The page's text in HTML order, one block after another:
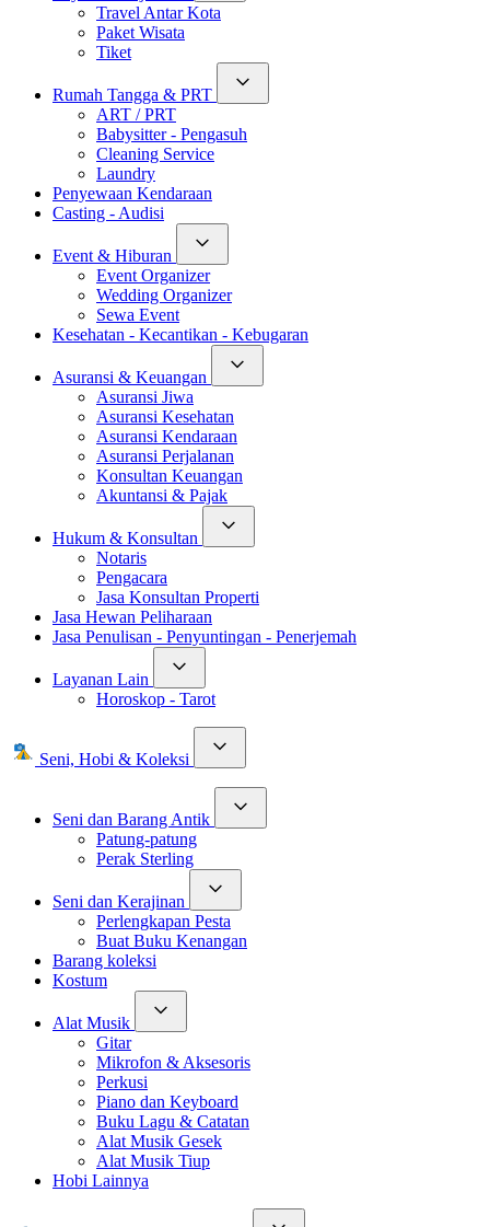
Travel Antar Kota
Paket Wisata
Tiket
Rumah Tangga & PRT
ART / PRT
Babysitter - Pengasuh
Cleaning Service
Laundry
Penyewaan Kendaraan
Casting - Audisi
Event & Hiburan
Event Organizer
Wedding Organizer
Sewa Event
Kesehatan - Kecantikan - Kebugaran
Asuransi & Keuangan
Asuransi Jiwa
Asuransi Kesehatan
Asuransi Kendaraan
Asuransi Perjalanan
Konsultan Keuangan
Akuntansi & Pajak
Hukum & Konsultan
Notaris
Pengacara
Jasa Konsultan Properti
Jasa Hewan Peliharaan
Jasa Penulisan - Penyuntingan - Penerjemah
Layanan Lain
Horoskop - Tarot
Seni, Hobi & Koleksi
Seni dan Barang Antik
Patung-patung
Perak Sterling
Seni dan Kerajinan
Perlengkapan Pesta
Buat Buku Kenangan
Barang koleksi
Kostum
Alat Musik
Gitar
Mikrofon & Aksesoris
Perkusi
Piano dan Keyboard
Buku Lagu & Catatan
Alat Musik Gesek
Alat Musik Tiup
Hobi Lainnya